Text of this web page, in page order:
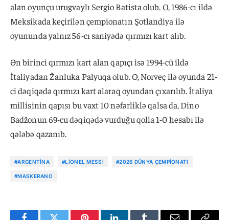
alan oyunçu urugvaylı Sergio Batista olub. O, 1986-cı ildə
Meksikada keçirilən çempionatın Şotlandiya ilə
oyununda yalnız 56-cı saniyədə qırmızı kart alıb.
Ən birinci qırmızı kart alan qapıçı isə 1994-cü ildə
İtaliyadan Žanluka Palyuqa olub. O, Norveç ilə oyunda 21-
ci dəqiqədə qırmızı kart alaraq oyundan çıxarılıb. İtaliya
millisinin qapısı bu vaxt 10 nəfərliklə qalsa da, Dino
Badžonun 69-cu dəqiqədə vurduğu qolla 1-0 hesabı ilə
qələbə qazanıb.
#ARGENTINA #LIONEL MESSI #2026 DÜNYA ÇEMPIONATI
#MASKERANO